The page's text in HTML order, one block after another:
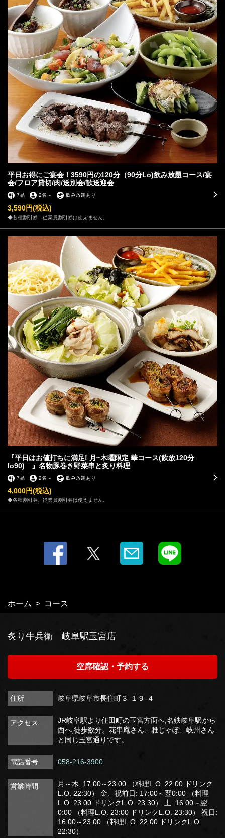
平日お得にご宴会！3590円の120分（90分Lo)飲み放題コース/宴
会/フロア貸切/肉/送別会/歓送迎会
7品 2名 ～ 飲み放題あり
3,590円(税込)
◆各種割引券、従業員割引券は使えません。
『平日はお値打ちに満足! 月~木曜限定 華コース(飲放120分
lo90) 』名物豚巻き野菜串と炙り料理
7品 2名 ～ 飲み放題あり
4,000円(税込)
◆各種割引券、従業員割引券は使えません。
ホーム コース
炙り牛兵衛 岐阜駅玉宮店
空席確認・予約する
住所 岐阜県岐阜市長住町３-１９-４
アクセス
JR岐阜駅より住田町の玉宮方面へ,名鉄岐阜駅から
西へ,徒歩数分。花串庵さん、雅じゃぽ、岐州さん
と同じ玉宮通りです。
電話番号 058-216-3900
営業時間
月～木: 17:00～23:00 （料理L.O. 22:00 ドリンク
L.O. 22:30） 金、祝前日: 17:00～翌0:00 （料理
L.O. 23:00 ドリンクL.O. 23:30） 土: 16:00～翌
0:00 （料理L.O. 23:00 ドリンクL.O. 23:30） 祝日:
16:00～23:00 （料理L.O. 22:00 ドリンクL.O.
22:30）